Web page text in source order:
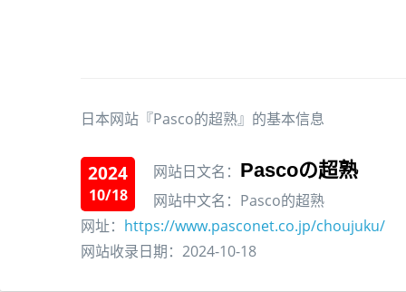
日本网站『Pasco的超熟』的基本信息
2024
10/18
网站日文名： Pascoの超熟
网站中文名：Pasco的超熟
网址： https://www.pasconet.co.jp/choujuku/
网站收录日期：2024-10-18